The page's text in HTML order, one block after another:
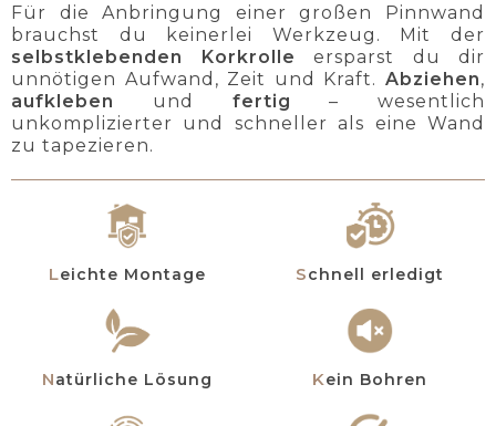
Für die Anbringung einer großen Pinnwand
brauchst du keinerlei Werkzeug. Mit der
selbstklebenden Korkrolle ersparst du dir
unnötigen Aufwand, Zeit und Kraft. Abziehen,
aufkleben
und fertig – wesentlich
unkomplizierter und schneller als eine Wand
zu tapezieren.
Leichte Montage Schnell erledigt
Natürliche Lösung Kein Bohren